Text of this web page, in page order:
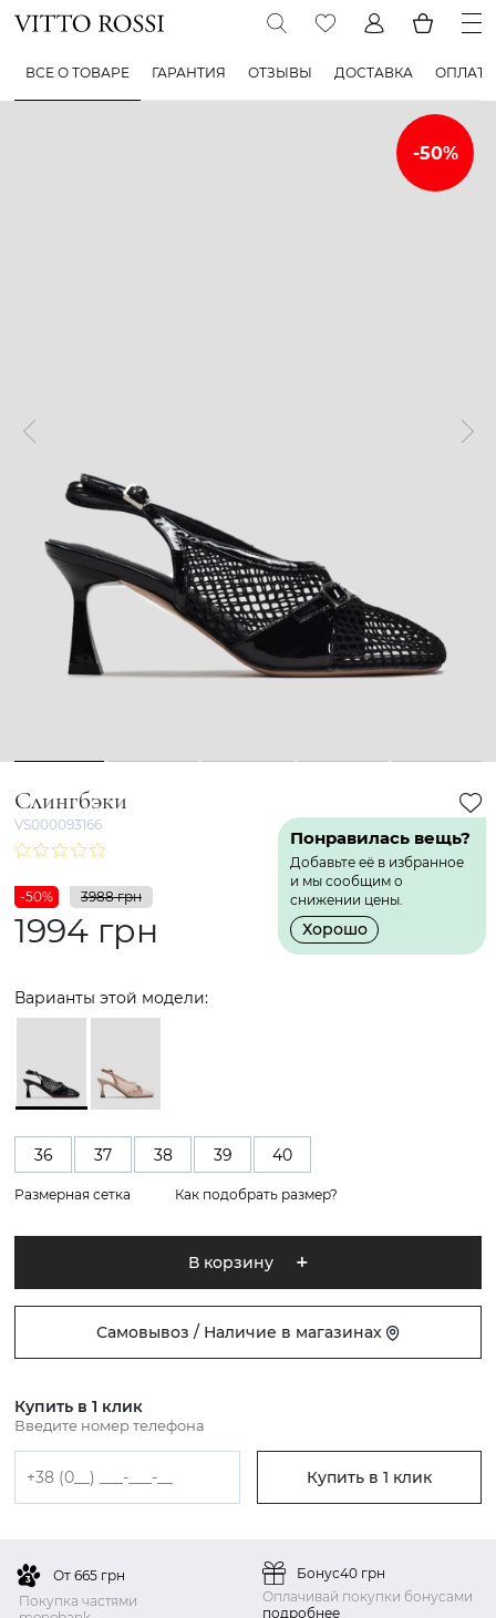
ВСЕ О ТОВАРЕ ГАРАНТИЯ ОТЗЫВЫ ДОСТАВКА ОПЛАТА
1 2 3 4 5
Слингбэки
VS000093166
Понравилась вещь?
Добавьте её в избранное
и мы сообщим о
снижении цены.
Хорошо
-50% 3988 грн
1994 грн
Варианты этой модели:
36 37 38 39 40
Размерная сетка Как подобрать размер?
В корзину
Самовывоз / Наличие в магазинах
Купить в 1 клик
Введите номер телефона
Купить в 1 клик
От 665 грн
Покупка частями
Бонус40 грн
Оплачивай покупки бонусами
подробнее